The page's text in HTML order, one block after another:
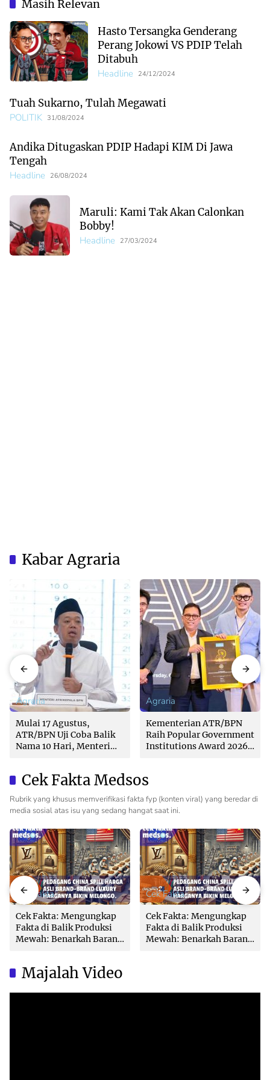
Masih Relevan
Hasto Tersangka Genderang
Perang Jokowi VS PDIP Telah
Ditabuh
Headline 24/12/2024
Tuah Sukarno, Tulah Megawati
POLITIK 31/08/2024
Andika Ditugaskan PDIP Hadapi KIM Di Jawa
Tengah
Headline 26/08/2024
Maruli: Kami Tak Akan Calonkan
Bobby!
Headline 27/03/2024
Kabar Agraria
Agraria
Mulai 17 Agustus,
ATR/BPN Uji Coba Balik
Nama 10 Hari, Menteri
Agraria
Kementerian ATR/BPN
Raih Popular Government
Institutions Award 2026
Cek Fakta Medsos
Rubrik yang khusus memverifikasi fakta fyp (konten viral) yang beredar di
media sosial atas isu yang sedang hangat saat ini.
Cek Fakta
Cek Fakta: Mengungkap
Fakta di Balik Produksi
Mewah: Benarkah Barang
Cek Fakta
Cek Fakta: Mengungkap
Fakta di Balik Produksi
Mewah: Benarkah Barang
Majalah Video